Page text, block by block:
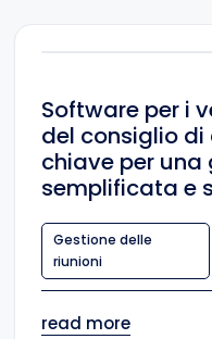
Software per i
del consiglio
chiave per una
semplificata e
Gestione delle
riunioni
read more